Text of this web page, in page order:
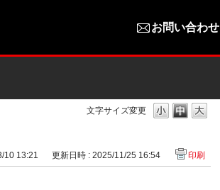
お問い合わせ
文字サイズ変更
10 13:21 更新日時 : 2025/11/25 16:54 印刷